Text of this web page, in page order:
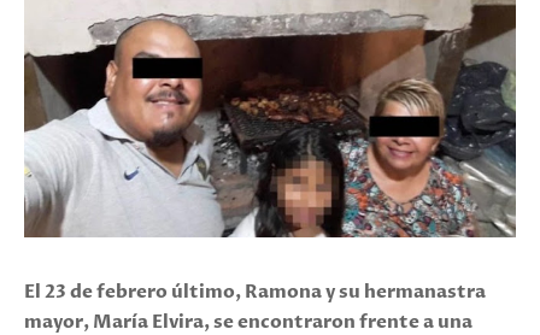
El 23 de febrero último, Ramona y su hermanastra
mayor, María Elvira, se encontraron frente a una